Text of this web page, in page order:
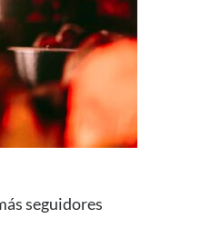
seguidores